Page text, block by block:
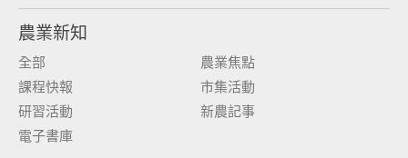
農業新知
全部
農業焦點
課程快報
市集活動
研習活動
新農記事
電子書庫